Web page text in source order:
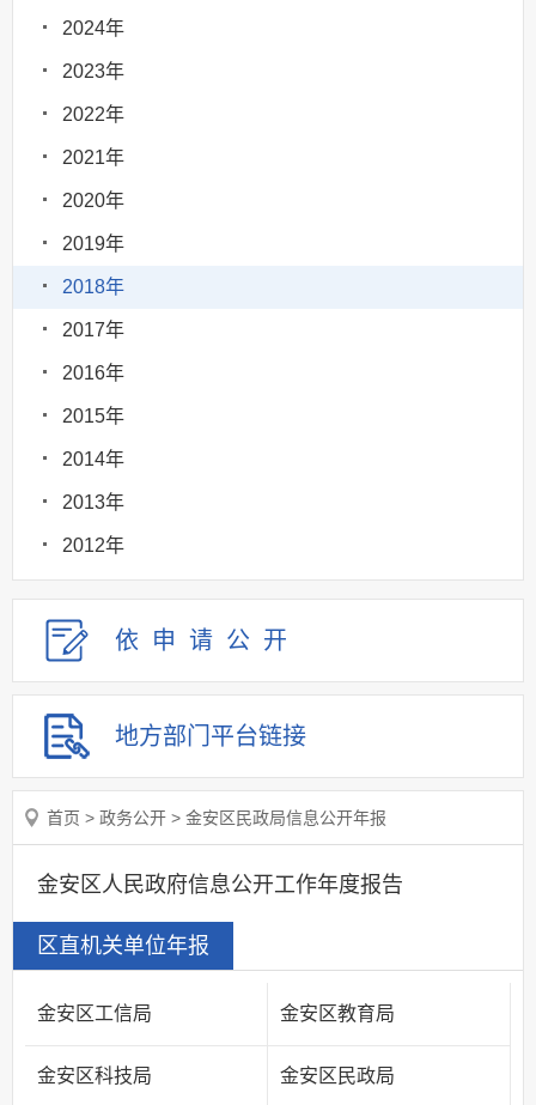
2024年
2023年
2022年
2021年
2020年
2019年
2018年
2017年
2016年
2015年
2014年
2013年
2012年
依申请 公 开
地方部门 平台链接
首页 > 政务公开 > 金安区民政局信息公开年报
金安区人民政府信息公开工作年度报告
区直机关单位年报
金安区工信局 金安区教育局
金安区科技局 金安区民政局